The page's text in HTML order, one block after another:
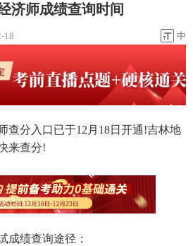
济师成绩查询时间
18 中
查分入口已于12月18日开通!吉林地
来查分!
成绩查询途径：